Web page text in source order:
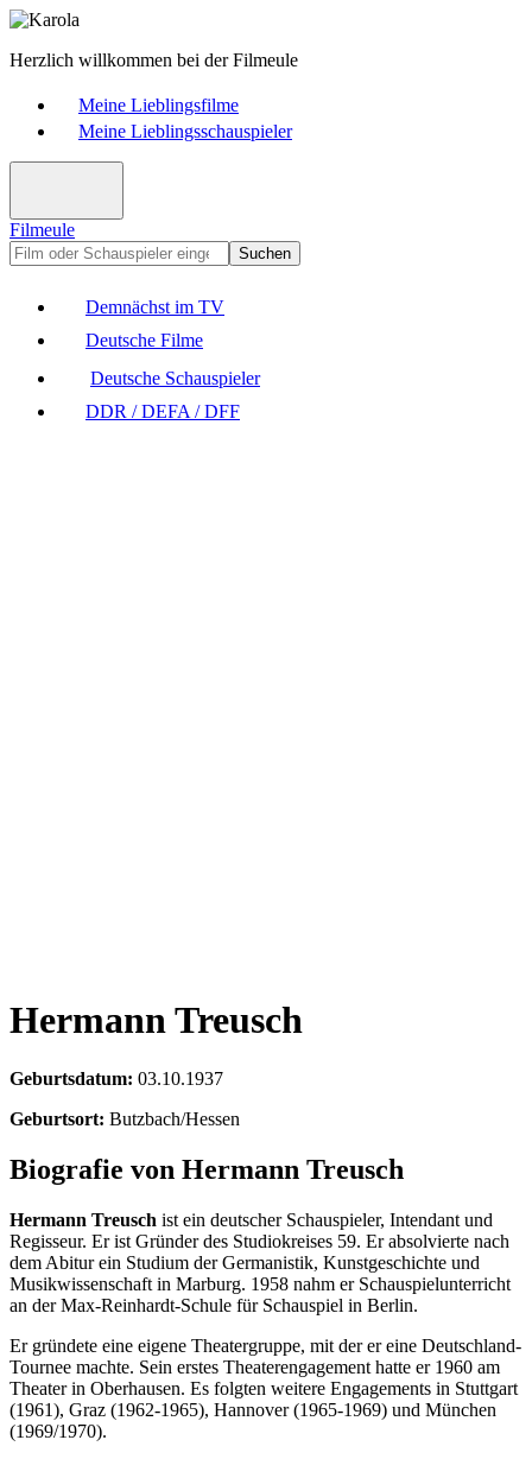
Herzlich willkommen bei der Filmeule
Meine Lieblingsfilme
Meine Lieblingsschauspieler
Filmeule
Suchen
Demnächst im TV
Deutsche Filme
Deutsche Schauspieler
DDR / DEFA / DFF
Hermann Treusch
Geburtsdatum: 03.10.1937
Geburtsort: Butzbach/Hessen
Biografie von Hermann Treusch
Hermann Treusch ist ein deutscher Schauspieler, Intendant und
Regisseur. Er ist Gründer des Studiokreises 59. Er absolvierte nach
dem Abitur ein Studium der Germanistik, Kunstgeschichte und
Musikwissenschaft in Marburg. 1958 nahm er Schauspielunterricht
an der Max-Reinhardt-Schule für Schauspiel in Berlin.
Er gründete eine eigene Theatergruppe, mit der er eine Deutschland-
Tournee machte. Sein erstes Theaterengagement hatte er 1960 am
Theater in Oberhausen. Es folgten weitere Engagements in Stuttgart
(1961), Graz (1962-1965), Hannover (1965-1969) und München
(1969/1970).